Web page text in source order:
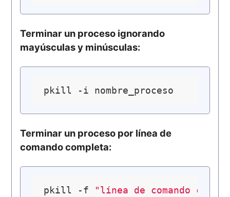
Terminar un proceso ignorando
mayúsculas y minúsculas:
Terminar un proceso por línea de
comando completa:
pkill -f "línea de comando